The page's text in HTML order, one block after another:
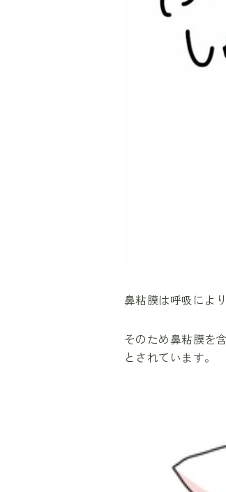
鼻粘膜は呼吸によ
そのため鼻粘膜を
とされています。